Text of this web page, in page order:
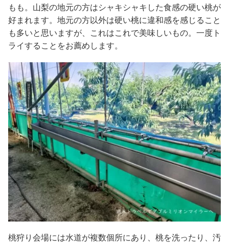
もも。山梨の地元の方はシャキシャキした食感の硬い桃が
好まれます。地元の方以外は硬い桃に違和感を感じること
も多いと思いますが、これはこれで美味しいもの。一度ト
ライすることをお薦めします。
桃狩り会場には水道が複数個所にあり、桃を洗ったり、汚